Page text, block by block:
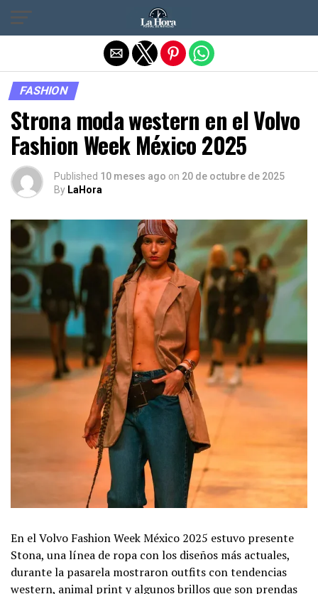
FASHION
Strona moda western en el Volvo
Fashion Week México 2025
Published 10 meses ago on 20 de octubre de 2025
By LaHora
En el Volvo Fashion Week México 2025 estuvo presente
Stona, una línea de ropa con los diseños más actuales,
durante la pasarela mostraron outfits con tendencias
western, animal print y algunos brillos que son prendas
Salir de la versión móvil